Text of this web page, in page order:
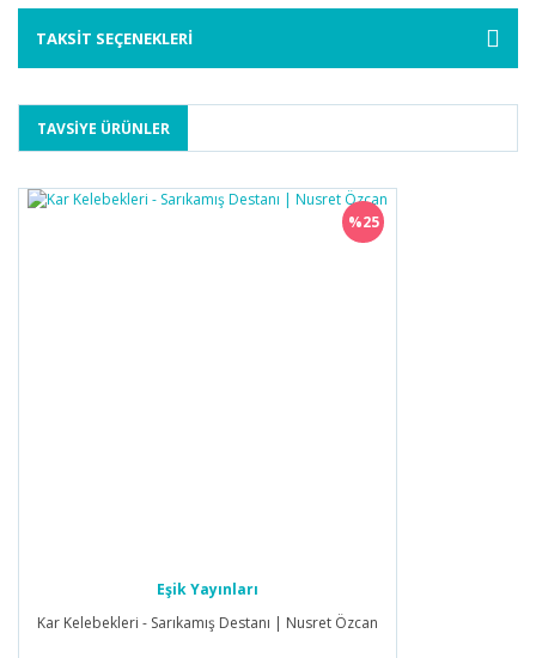
TAKSİT SEÇENEKLERİ
TAVSİYE ÜRÜNLER
%25
Eşik Yayınları
Kar Kelebekleri - Sarıkamış Destanı | Nusret Özcan